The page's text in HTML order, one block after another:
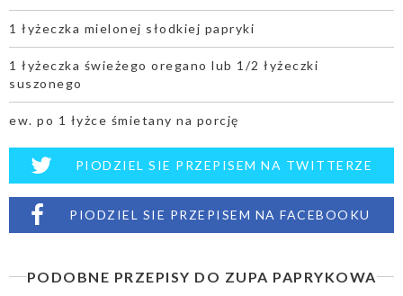
1 łyżeczka mielonej słodkiej papryki
1 łyżeczka świeżego oregano lub 1/2 łyżeczki
suszonego
ew. po 1 łyżce śmietany na porcję
PIODZIEL SIE PRZEPISEM NA TWITTERZE
PIODZIEL SIE PRZEPISEM NA FACEBOOKU
PODOBNE PRZEPISY DO ZUPA PAPRYKOWA